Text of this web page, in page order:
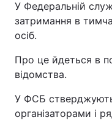
Україна
Спорт
Техно і зв'язок
У Федеральній
затримання в
осіб.
Про це йдеться в
відомства.
У ФСБ
організаторами і